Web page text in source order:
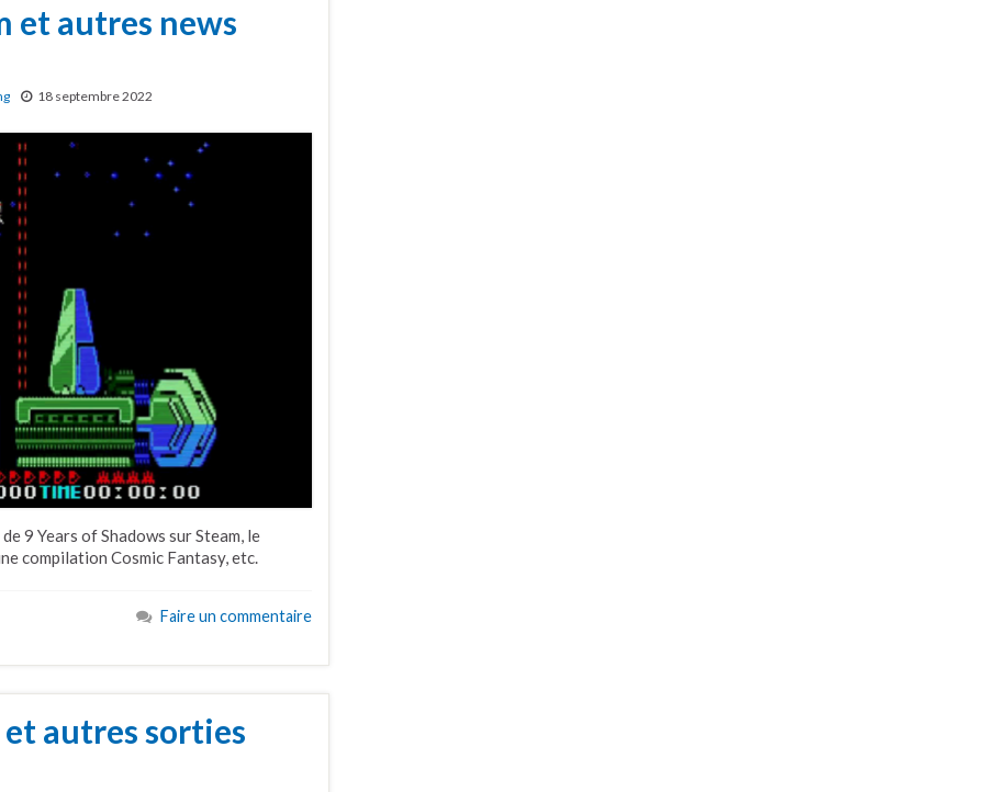
et autres news
18 septembre 2022
9 Years of Shadows sur Steam, le
compilation Cosmic Fantasy, etc.
Faire un commentaire
autres sorties